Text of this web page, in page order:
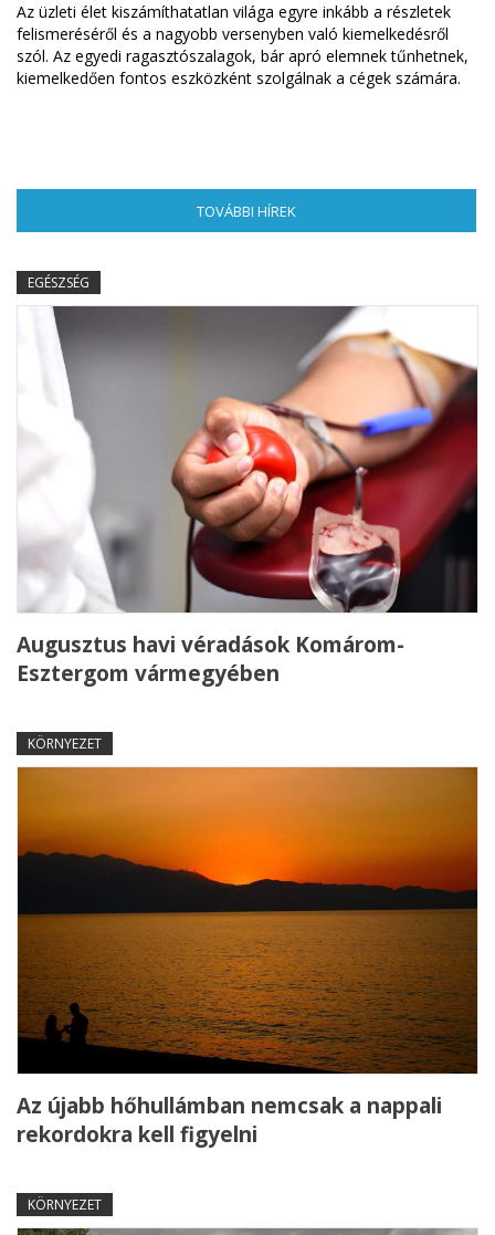
Az üzleti élet kiszámíthatatlan világa egyre inkább a részletek
felismeréséről és a nagyobb versenyben való kiemelkedésről
szól. Az egyedi ragasztószalagok, bár apró elemnek tűnhetnek,
kiemelkedően fontos eszközként szolgálnak a cégek számára.
TOVÁBBI HÍREK
EGÉSZSÉG
Augusztus havi véradások Komárom-
Esztergom vármegyében
KÖRNYEZET
Az újabb hőhullámban nemcsak a nappali
rekordokra kell figyelni
KÖRNYEZET